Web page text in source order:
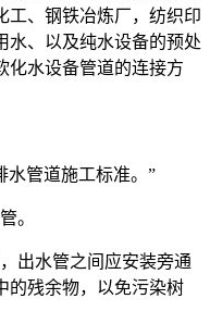
工、钢铁冶炼厂，纺织印
水、以及纯水设备的预处
化水设备管道的连接方
水管道施工标准。”
。
出水管之间应安装旁通
的残余物，以免污染树